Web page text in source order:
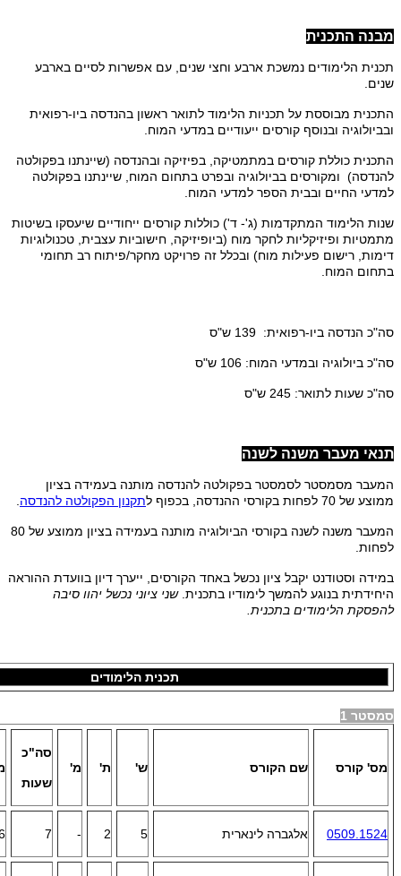
מבנה התכנית
תכנית הלימודים נמשכת ארבע וחצי שנים, עם אפשרות לסיים בארבע
שנים.
התכנית מבוססת על תכניות הלימוד לתואר ראשון בהנדסה ביו-רפואית
ובביולוגיה ובנוסף קורסים ייעודיים במדעי המוח.
התכנית כוללת קורסים במתמטיקה, בפיזיקה ובהנדסה (שיינתנו בפקולטה
להנדסה) ומקורסים בביולוגיה ובפרט בתחום המוח, שיינתנו בפקולטה
למדעי החיים ובבית הספר למדעי המוח.
שנות הלימוד המתקדמות (ג'- ד') כוללות קורסים ייחודיים שיעסקו בשיטות
מתמטיות ופיזיקליות לחקר מוח (ביופיזיקה, חישוביות עצבית, טכנולוגיות
דימות, רישום פעילות מוח) ובכלל זה פרויקט מחקר/פיתוח רב תחומי
בתחום המוח
סה"כ הנדסה ביו-רפואית: 139 ש"ס
סה"כ ביולוגיה ובמדעי המוח: 106 ש"ס
סה"כ שעות לתואר: 245 ש"ס
תנאי מעבר משנה לשנה
המעבר מסמסטר לסמסטר בפקולטה להנדסה מותנה בעמידה בציון
ממוצע של 70 לפחות בקורסי ההנדסה, בכפוף ל
תקנון הפקולטה להנדסה
המעבר משנה לשנה בקורסי הביולוגיה מותנה בעמידה בציון ממוצע של 80
לפחות.
במידה וסטודנט יקבל ציון נכשל באחד הקורסים, ייערך דיון בוועדת ההוראה
היחידתית בנוגע להמשך לימודיו בתכנית.שני ציוני נכשל יהוו סיבה
להפסקת הלימודים בתכנית.
תכנית הלימודים
סמסטר 1
מס' קורס שם הקורס ש' ת' מ'
סה"כ
שעות
0509.1524 אלגברה לינארית 5
2
-
7